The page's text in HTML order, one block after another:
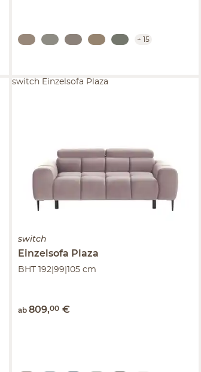
+ 15
switch
Einzelsofa Plaza
BHT 192|99|105 cm
ab 809,00 €
switch Einzelsofa Plaza